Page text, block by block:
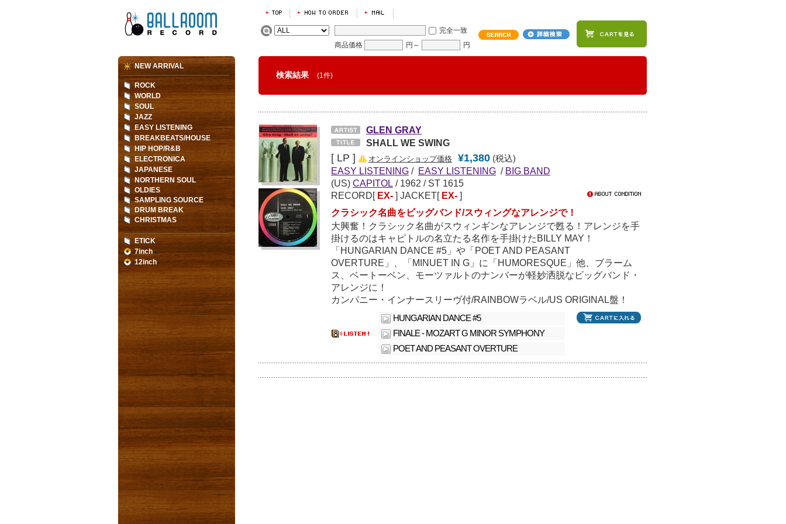
完全一致
商品価格
円～ 円
検索結果 (1件)
GLEN GRAY
SHALL WE SWING
[ LP ] オンラインショップ価格 ¥1,380 (税込)
EASY LISTENING / EASY LISTENING / BIG BAND
(US) CAPITOL /1962 / ST 1615
RECORD[ EX- ] JACKET[ EX- ]
クラシック名曲をビッグバンド/スウィングなアレンジで！
大興奮！クラシック名曲がスウィンギンなアレンジで甦る！アレンジを手
掛けるのはキャピトルの名立たる名作を手掛けたBILLY MAY！
「HUNGARIAN DANCE #5」や「POET AND PEASANT
OVERTURE」、「MINUET IN G」に「HUMORESQUE」他、ブラーム
ス、ベートーベン、モーツァルトのナンバーが軽妙洒脱なビッグバンド・
アレンジに！
カンパニー・インナースリーヴ付/RAINBOWラベル/US ORIGINAL盤！
HUNGARIAN DANCE #5
FINALE - MOZART G MINOR SYMPHONY
POET AND PEASANT OVERTURE
NEW ARRIVAL
ROCK
WORLD
SOUL
JAZZ
EASY LISTENING
BREAKBEATS/HOUSE
HIP HOP/R&B
ELECTRONICA
JAPANESE
NORTHERN SOUL
OLDIES
SAMPLING SOURCE
DRUM BREAK
CHRISTMAS
ETICK
7inch
12inch